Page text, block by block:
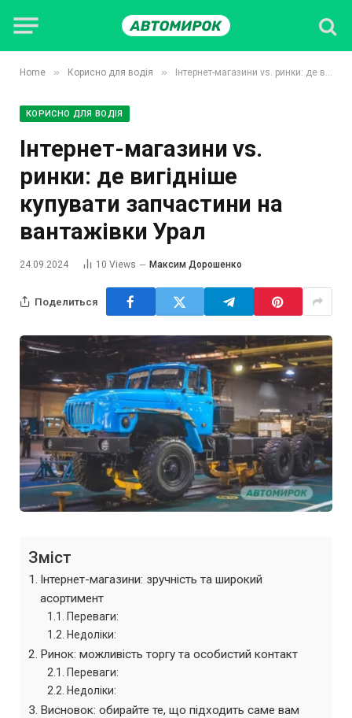
Home » Корисно для водія » Інтернет-магазини vs. ринки: де вигідніше купувати запчастини на вантажівки Урал
КОРИСНО ДЛЯ ВОДІЯ
Інтернет-магазини vs.
ринки: де вигідніше
купувати запчастини на
вантажівки Урал
24.09.2024 10 Views Максим Дорошенко
Поделиться
Зміст
Інтернет-магазини: зручність та широкий
асортимент
Переваги:
Недоліки:
Ринок: можливість торгу та особистий контакт
Переваги:
Недоліки:
Висновок: обирайте те, що підходить саме вам